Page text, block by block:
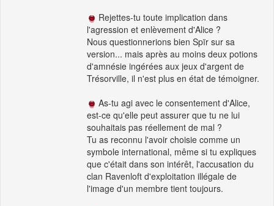
Rejettes-tu toute implication dans
l'agression et enlèvement d'Alice ?
Nous questionnerions bien Spïr sur sa
version... mais après au moins deux potions
d'amnésie ingérées aux jeux d'argent de
Trésorville, il n'est plus en état de témoigner.
As-tu agi avec le consentement d'Alice,
est-ce qu'elle peut assurer que tu ne lui
souhaitais pas réellement de mal ?
Tu as reconnu l'avoir choisie comme un
symbole international, même si tu expliques
que c'était dans son intérêt, l'accusation du
clan Ravenloft d'exploitation illégale de
l'image d'un membre tient toujours.